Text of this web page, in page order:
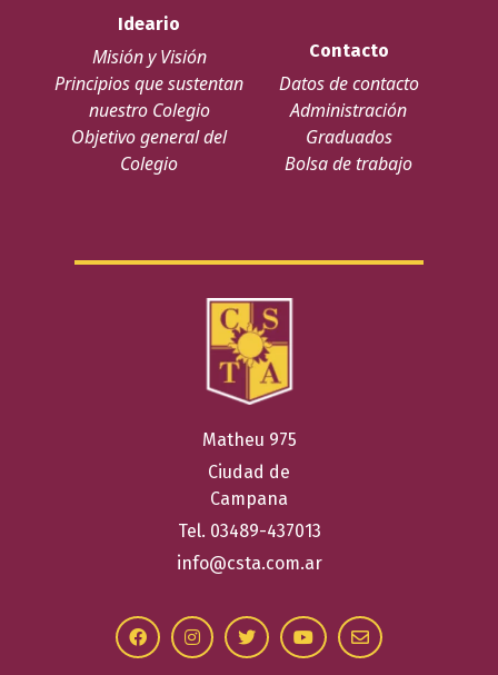
Ideario
Misión y Visión
Principios que sustentan
nuestro Colegio
Objetivo general del
Colegio
Contacto
Datos de contacto
Administración
Graduados
Bolsa de trabajo
Matheu 975
Ciudad de
Campana
Tel. 03489-437013
info@csta.com.ar